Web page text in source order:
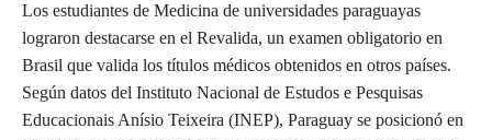
Los estudiantes de Medicina de universidades paraguayas
lograron destacarse en el Revalida, un examen obligatorio en
Brasil que valida los títulos médicos obtenidos en otros países.
Según datos del Instituto Nacional de Estudos e Pesquisas
Educacionais Anísio Teixeira (INEP), Paraguay se posicionó en